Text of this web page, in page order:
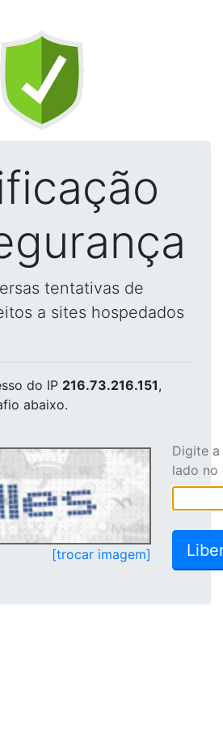
tentativas de
a sites hospedados
do IP 216.73.216.151,
abaixo.
[trocar imagem]
Digite
lado no